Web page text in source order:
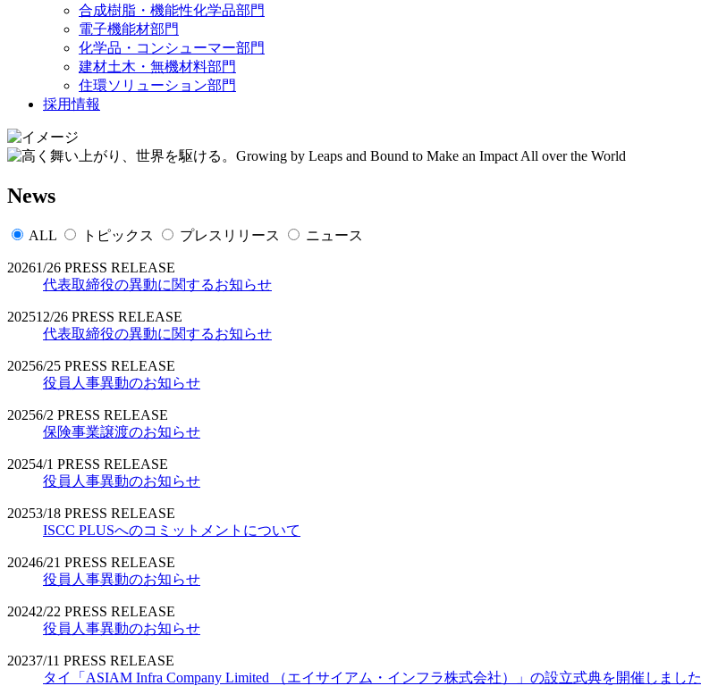
合成樹脂・機能性化学品部門
電子機能材部門
化学品・コンシューマー部門
建材土木・無機材料部門
住環ソリューション部門
採用情報
News
ALL トピックス プレスリリース ニュース
20261/26 PRESS RELEASE
代表取締役の異動に関するお知らせ
202512/26 PRESS RELEASE
代表取締役の異動に関するお知らせ
20256/25 PRESS RELEASE
役員人事異動のお知らせ
20256/2 PRESS RELEASE
保険事業譲渡のお知らせ
20254/1 PRESS RELEASE
役員人事異動のお知らせ
20253/18 PRESS RELEASE
ISCC PLUSへのコミットメントについて
20246/21 PRESS RELEASE
役員人事異動のお知らせ
20242/22 PRESS RELEASE
役員人事異動のお知らせ
20237/11 PRESS RELEASE
タイ「ASIAM Infra Company Limited （エイサイアム・インフラ株式会社）」の設立式典を開催しました